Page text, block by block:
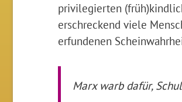
privilegierten
erschreckend viele
erfundenen
Marx warb dafür,